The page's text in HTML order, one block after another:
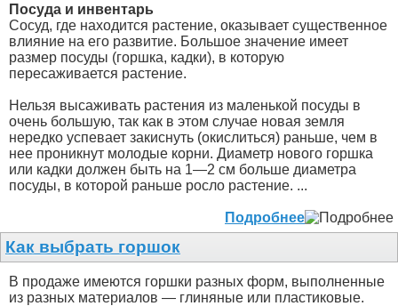
Посуда и инвентарь
Сосуд, где находится растение, оказывает существенное
влияние на его развитие. Большое значение имеет
размер посуды (горшка, кадки), в которую
пересаживается растение.
Нельзя высаживать растения из маленькой посуды в
очень большую, так как в этом случае новая земля
нередко успевает закиснуть (окислиться) раньше, чем в
нее проникнут молодые корни. Диаметр нового горшка
или кадки должен быть на 1—2 см больше диаметра
посуды, в которой раньше росло растение. ...
Подробнее
Как выбрать горшок
В продаже имеются горшки разных форм, выполненные
из разных материалов — глиняные или пластиковые.